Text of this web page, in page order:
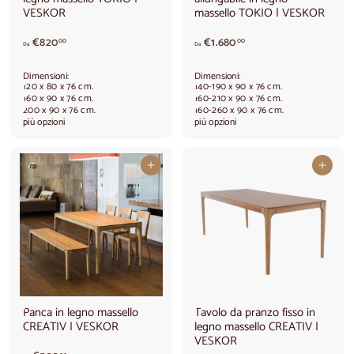
VESKOR
Da €82000A
a
r
t
i
d
a
€
8
2
0
,
0
0
Dimensioni:
120 x 80 x 76 cm.
160 x 90 x 76 cm.
200 x 90 x 76 cm.
più opzioni
massello TOKIO | VESKOR
Da €1.68000A
r
t
i
€
1
.
6
Dimensioni:
140-190 x 90 x 76 cm.
160-210 x 90 x 76 cm.
160-260 x 90 x 76 cm.
più opzioni
Aggiungi al carrello
Panca in legno massello
CREATIV | VESKOR
Aggiungi al carrello
Tavolo da pranzo fisso in
legno massello CREATIV |
VESKOR